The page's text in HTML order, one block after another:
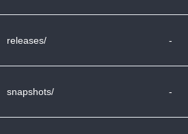
releases/ -
snapshots/ -